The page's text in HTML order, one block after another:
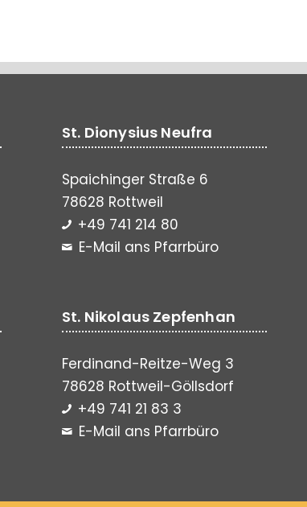
St. Dionysius Neufra
Spaichinger Straße 6
78628 Rottweil
+49 741 214 80
E-Mail ans Pfarrbüro
St. Nikolaus Zepfenhan
Ferdinand-Reitze-Weg 3
78628 Rottweil-Göllsdorf
+49 741 21 83 3
E-Mail ans Pfarrbüro